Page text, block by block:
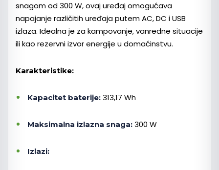
snagom od 300 W, ovaj uređaj omogućava
napajanje različitih uređaja putem AC, DC i USB
izlaza. Idealna je za kampovanje, vanredne situacije
ili kao rezervni izvor energije u domaćinstvu.
Karakteristike:
Kapacitet baterije: 313,17 Wh
Maksimalna izlazna snaga: 300 W
Izlazi: